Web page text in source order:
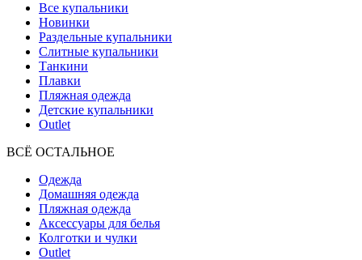
Все купальники
Новинки
Раздельные купальники
Слитные купальники
Танкини
Плавки
Пляжная одежда
Детские купальники
Outlet
ВCЁ ОСТАЛЬНОЕ
Одежда
Домашняя одежда
Пляжная одежда
Аксессуары для белья
Колготки и чулки
Outlet